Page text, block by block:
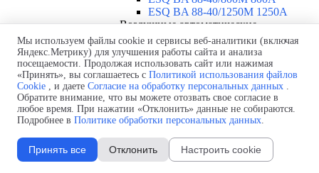
ESQ BA 88-40/1250М 1250A
Воздушные автоматические
выключатели
▼
ESQ ВА99-40B 3F M2C2S2 M
2500A
ESQ ВА99-40A 3F M2C2S2 М
800A
ESQ ВА99-40A 3F M2C2S2 М
630A
ESQ ВА99-40A 3F M2C2S2 М
2000A
ESQ ВА99-40A 3F M2C2S2 М
Мы используем файлы cookie и сервисы веб-аналитики (включая
Яндекс.Метрику) для улучшения работы сайта и анализа
посещаемости. Продолжая использовать сайт или нажимая
«Принять», вы соглашаетесь с Политикой использования файлов
Cookie , и даете Согласие на обработку персональных данных .
Обратите внимание, что вы можете отозвать свое согласие в
любое время. При нажатии «Отклонить» данные не собираются.
Подробнее в Политике обработки персональных данных.
Принять все Отклонить Настроить cookie